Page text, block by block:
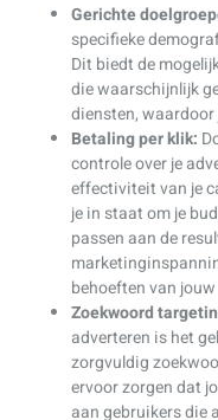
Gerichte
specifieke
Dit biedt de
die waarschijnlijk
diensten,
Betaling per klik:
controle over je
effectiviteit van je
je in staat om je
passen aan de
behoeften van
Zoekwoord
adverteren is het
zorgvuldig
ervoor zorgen dat
aan gebruikers die